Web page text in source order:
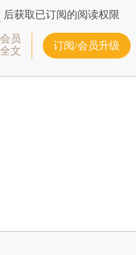
后获取已订阅的阅读权限
员
文
订阅/会员升级